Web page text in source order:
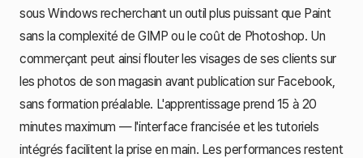
sous Windows recherchant un outil plus puissant que Paint
sans la complexité de GIMP ou le coût de Photoshop. Un
commerçant peut ainsi flouter les visages de ses clients sur
les photos de son magasin avant publication sur Facebook,
sans formation préalable. L'apprentissage prend 15 à 20
minutes maximum — l'interface francisée et les tutoriels
intégrés facilitent la prise en main. Les performances restent